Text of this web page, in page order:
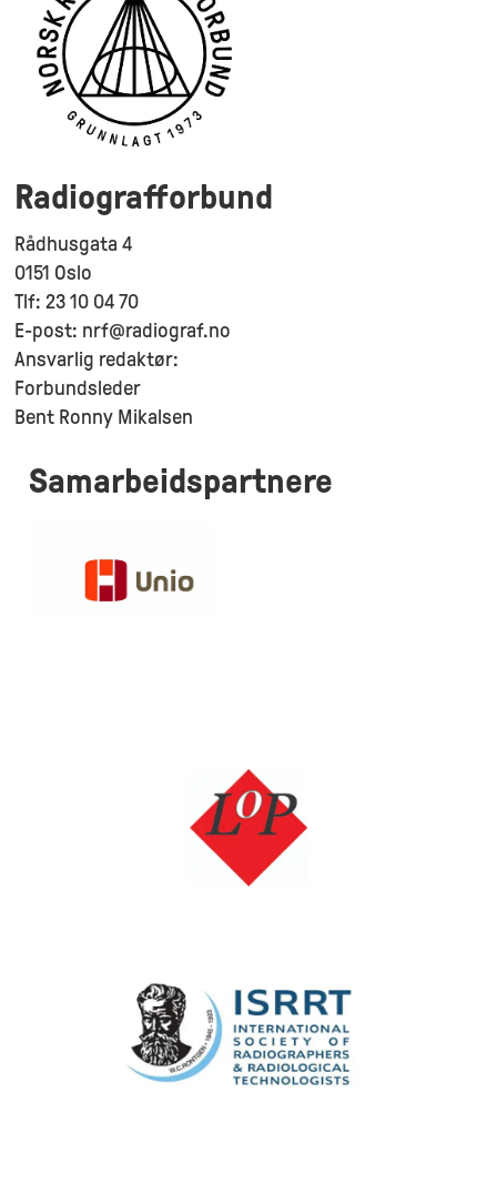
Radiografforbund
Rådhusgata 4
0151 Oslo
Tlf: 23 10 04 70
E-post: nrf@radiograf.no
Ansvarlig redaktør:
Forbundsleder
Bent Ronny Mikalsen
Samarbeidspartnere